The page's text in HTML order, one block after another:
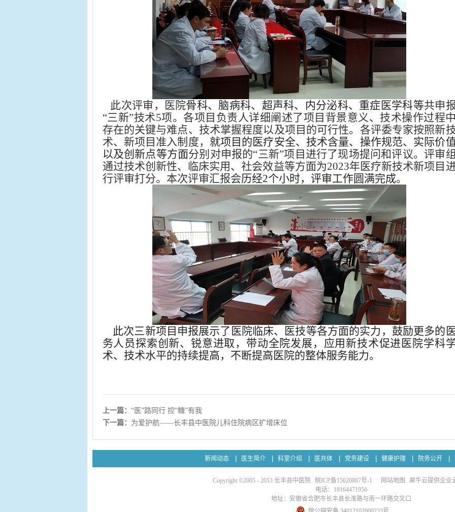
此次评审，医院骨科、脑病科、超声科、内分泌科、重症医学科等共申
“三新”技术5项。各项目负责人详细阐述了项目背景意义、技术操作过程中
存在的关键与难点、技术掌握程度以及项目的可行性。各评委专家按照新
术、新项目准入制度， 就项目的医疗安全、技术含量、操作规范、实际价
以及创新点等方面分别对申报的“三新”项目进行了现场提问和评议。评审组
通过技术创新性、临床实用、社会效益等方面为2023年医疗新技术新项目
行评审打分。本次评审汇报会历经2个小时，评审工作圆满完成。
此次三新项目申报展示了医院临床、医技等各方面的实力，鼓励更多的
务人员探索创新、锐意进取，带动全院发展，应用新技术促进医院学科
术、技术水平的持续提高，不断提高医院的整体服务能力。
上一篇： “医”路同行 控“糖”有我
下一篇： 为爱护航——长丰县中医院儿科住院病区扩增床位
新闻动态 医生简介 科室介绍 医共体 党务建设 健康护理 院务公开
Copyright ©2005 - 2013 长丰县中医院 皖ICP备15020887号-1 网站地图 犀牛云提供企业
地址：安徽省合肥市长丰县长淮路与南一环路交叉口
电话：18164471956